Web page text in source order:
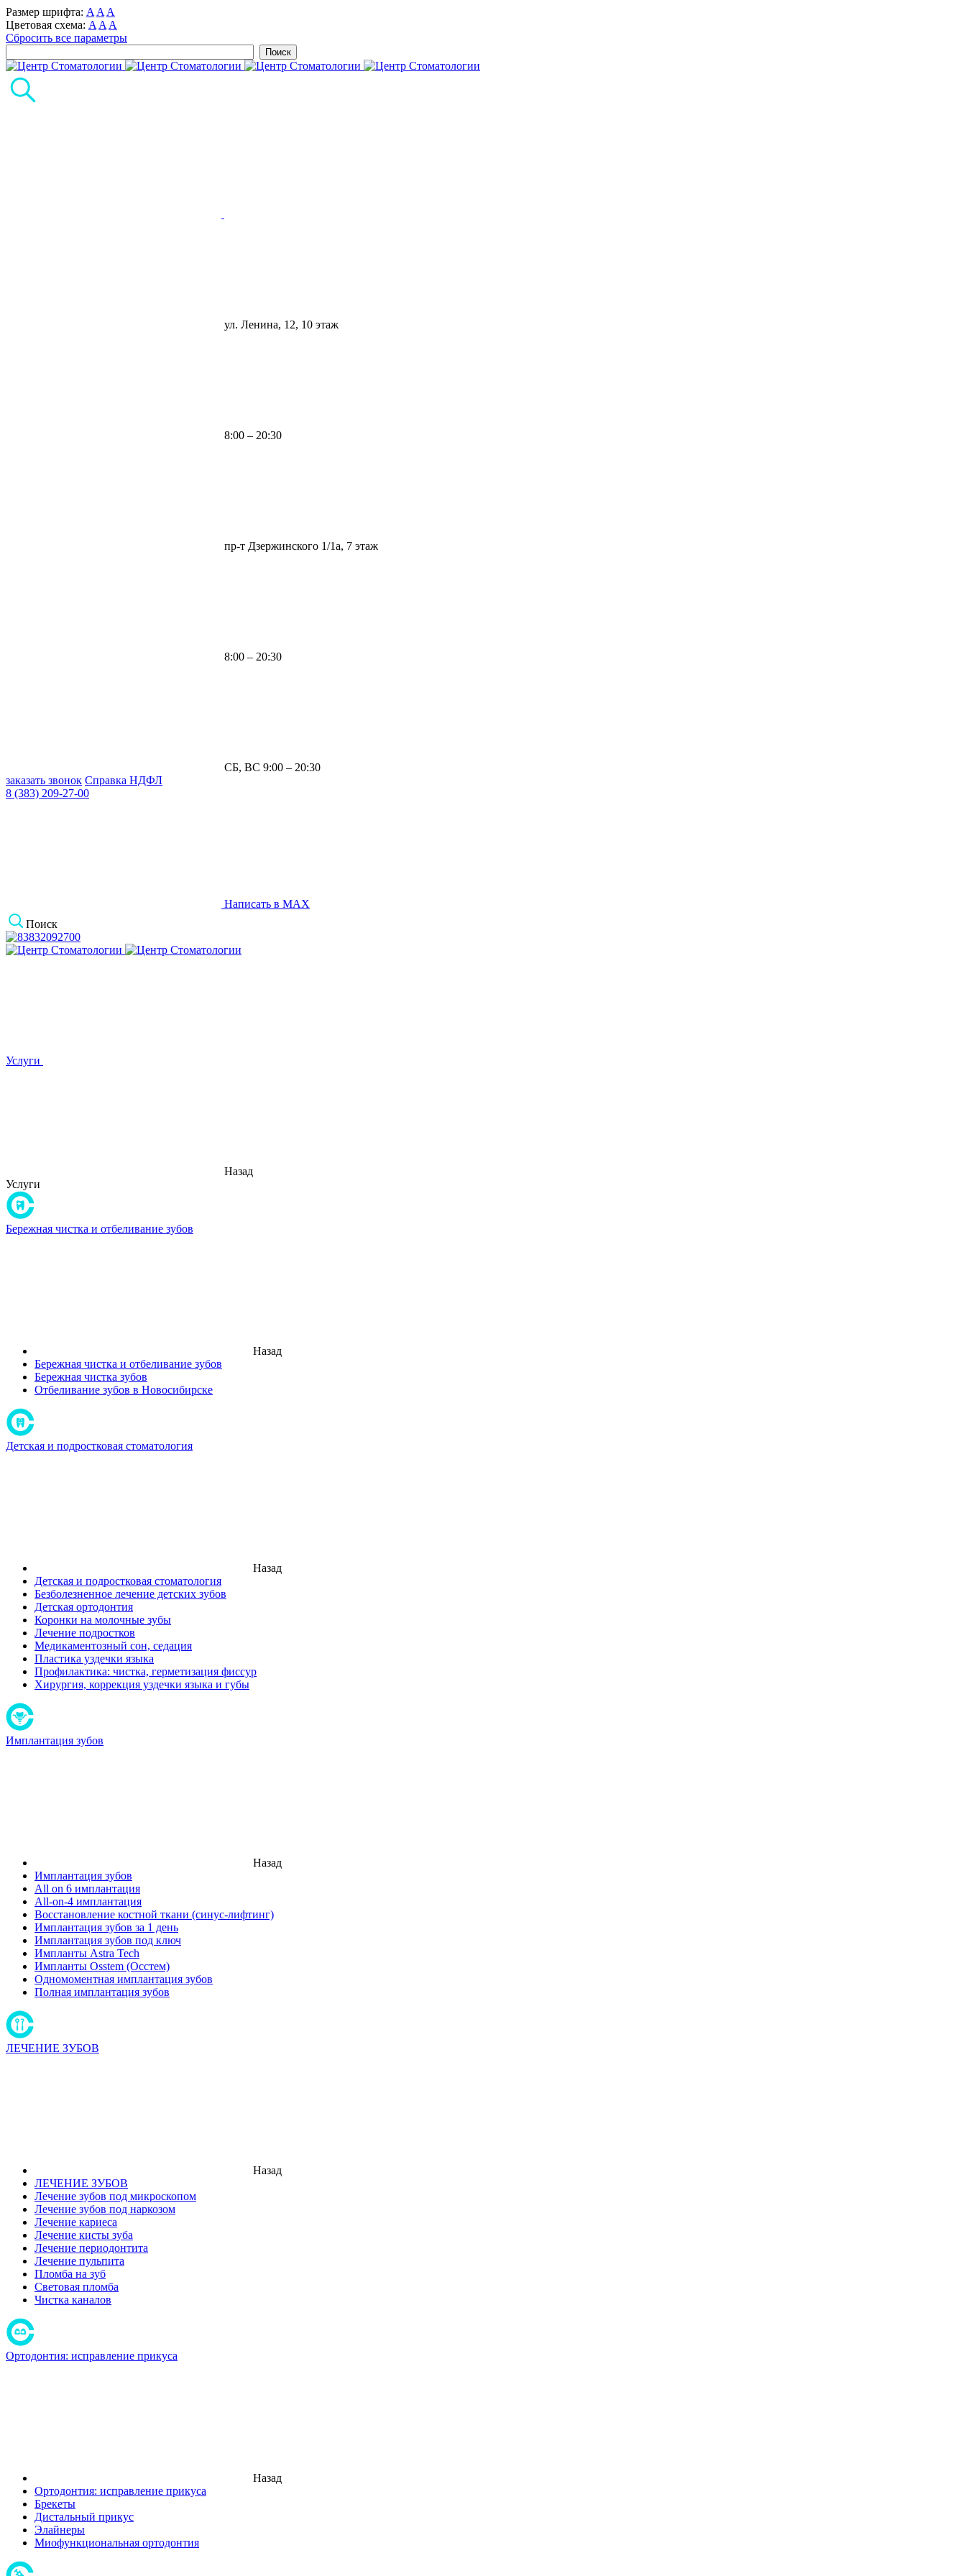
Размер шрифта: A A A
Цветовая схема: A A A
Сбросить все параметры
ул. Ленина, 12, 10 этаж
8:00 – 20:30
пр-т Дзержинского 1/1а, 7 этаж
8:00 – 20:30
СБ, ВС 9:00 – 20:30
заказать звонок Справка НДФЛ
8 (383) 209-27-00
Написать в MAX
Поиск
Услуги
Назад
Услуги
Бережная чистка и отбеливание зубов
Назад
Бережная чистка и отбеливание зубов
Бережная чистка зубов
Отбеливание зубов в Новосибирске
Детская и подростковая стоматология
Назад
Детская и подростковая стоматология
Безболезненное лечение детских зубов
Детская ортодонтия
Коронки на молочные зубы
Лечение подростков
Медикаментозный сон, седация
Пластика уздечки языка
Профилактика: чистка, герметизация фиссур
Хирургия, коррекция уздечки языка и губы
Имплантация зубов
Назад
Имплантация зубов
All on 6 имплантация
All-on-4 имплантация
Восстановление костной ткани (синус-лифтинг)
Имплантация зубов за 1 день
Имплантация зубов под ключ
Импланты Astra Tech
Импланты Osstem (Осстем)
Одномоментная имплантация зубов
Полная имплантация зубов
ЛЕЧЕНИЕ ЗУБОВ
Назад
ЛЕЧЕНИЕ ЗУБОВ
Лечение зубов под микроскопом
Лечение зубов под наркозом
Лечение кариеса
Лечение кисты зуба
Лечение периодонтита
Лечение пульпита
Пломба на зуб
Световая пломба
Чистка каналов
Ортодонтия: исправление прикуса
Назад
Ортодонтия: исправление прикуса
Брекеты
Дистальный прикус
Элайнеры
Миофункциональная ортодонтия